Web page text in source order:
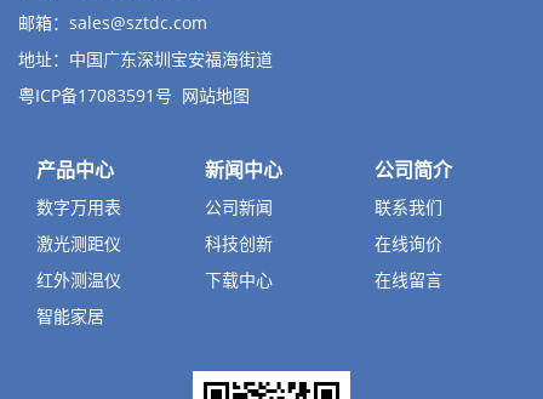
邮箱： sales@sztdc.com
地址：中国广东深圳宝安福海街道
粤ICP备17083591号 网站地图
产品中心
数字万用表
激光测距仪
红外测温仪
智能家居
新闻中心
公司新闻
科技创新
下载中心
公司简介
联系我们
在线询价
在线留言